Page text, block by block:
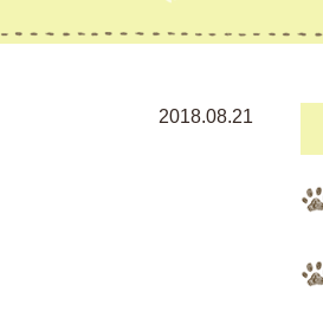
2018.08.21